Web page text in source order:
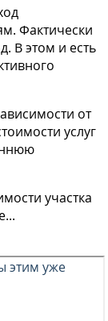
Фактически
В этом и есть
от
услуг
участка
...